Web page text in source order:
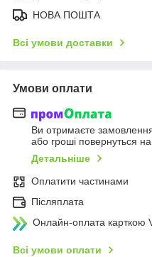
НОВА ПОШТА
Всі умови доставки
Умови оплати
Ви отримаєте
або гроші повернуться
Детальніше
Оплатити частинами
Післяплата
Онлайн-оплата карткою
Всі умови оплати